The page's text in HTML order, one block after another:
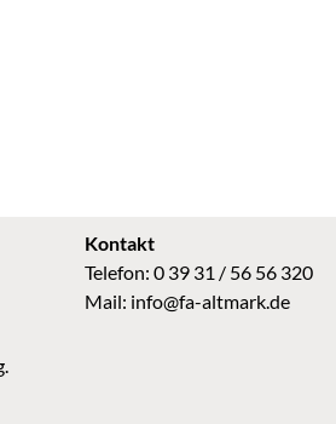
Kontakt
Telefon: 0 39 31 / 56 56 320
Mail: info@fa-altmark.de